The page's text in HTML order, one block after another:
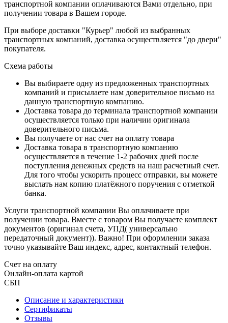
транспортной компании оплачиваются Вами отдельно, при
получении товара в Вашем городе.
При выборе доставки "Курьер" любой из выбранных
транспортных компаний, доставка осуществляется "до двери"
покупателя.
Схема работы
Вы выбираете одну из предложенных транспортных
компаний и присылаете нам доверительное письмо на
данную транспортную компанию.
Доставка товара до терминала транспортной компании
осуществляется только при наличии оригинала
доверительного письма.
Вы получаете от нас счет на оплату товара
Доставка товара в транспортную компанию
осуществляется в течение 1-2 рабочих дней после
поступления денежных средств на наш расчетный счет.
Для того чтобы ускорить процесс отправки, вы можете
выслать нам копию платёжного поручения с отметкой
банка.
Услуги транспортной компании Вы оплачиваете при
получении товара. Вместе с товаром Вы получаете комплект
документов (оригинал счета, УПД( универсально
передаточный документ)). Важно! При оформлении заказа
точно указывайте Ваш индекс, адрес, контактный телефон.
Счет на оплату
Онлайн-оплата картой
СБП
Описание и характеристики
Сертификаты
Отзывы